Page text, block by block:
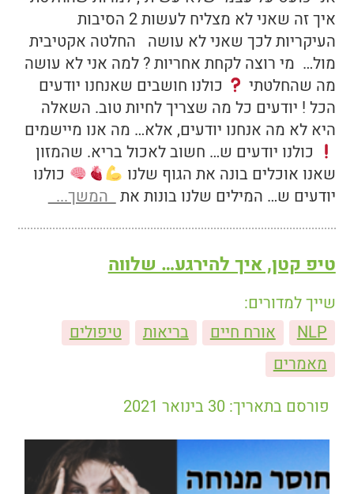
איך זה שאני לא מצליח לעשות 2 הסיבות
העיקריות לכך שאני לא עושה החלטה אקטיבית
מול… מי רוצה לקחת אחריות ? למה אני לא עושה
מה שהחלטתי
כולנו חושבים שאנחנו יודעים
הכל ! יודעים כל מה שצריך לחיות טוב. השאלה
היא לא מה אנחנו יודעים, אלא… מה אנו מיישמים
כולנו יודעים ש… חשוב לאכול בריא. שהמזון
שאנו אוכלים בונה את הגוף שלנו
כולנו
יודעים ש… המילים שלנו בונות אתהמשך...
טיפ קטן, איך להירגע… שלווה
שייך למדורים:
NLP
אורח חיים בריאות
טיפולים
מאמרים
פורסם בתאריך: 30 בינואר 2021